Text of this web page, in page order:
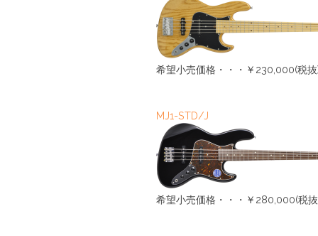
希望小売価格・・・￥230,000(税
MJ1-STD/J
希望小売価格・・・￥280,000(税